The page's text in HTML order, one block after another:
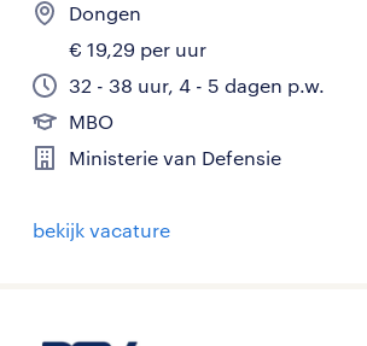
Dongen
€ 19,29 per uur
32 - 38 uur, 4 - 5 dagen p.w.
MBO
Ministerie van Defensie
bekijk vacature